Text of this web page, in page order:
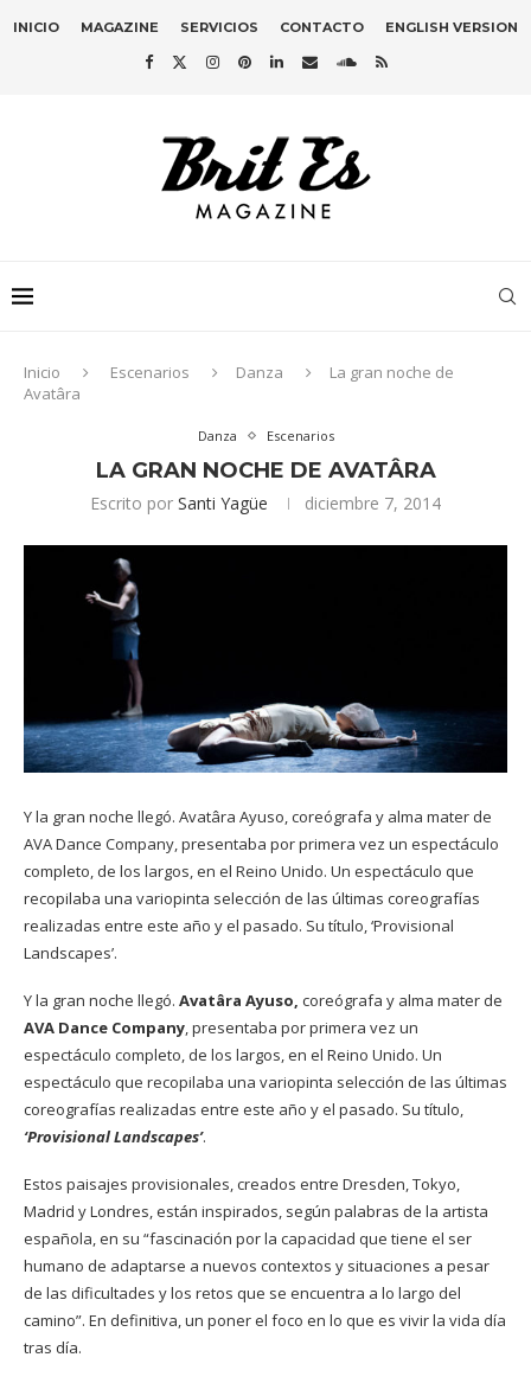
INICIO MAGAZINE SERVICIOS CONTACTO ENGLISH VERSION
Inicio Escenarios Danza
La gran noche de
Avatâra
Danza Escenarios
LA GRAN NOCHE DE AVATÂRA
Escrito por Santi Yagüe diciembre 7, 2014
Y la gran noche llegó. Avatâra Ayuso, coreógrafa y alma mater de
AVA Dance Company, presentaba por primera vez un espectáculo
completo, de los largos, en el Reino Unido. Un espectáculo que
recopilaba una variopinta selección de las últimas coreografías
realizadas entre este año y el pasado. Su título, ‘Provisional
Landscapes’.
Y la gran noche llegó. Avatâra Ayuso, coreógrafa y alma mater de
AVA Dance Company, presentaba por primera vez un
espectáculo completo, de los largos,en el Reino Unido. Un
espectáculo que recopilaba una variopinta selección de las últimas
coreografías realizadas entre este año y el pasado. Su título,
‘Provisional Landscapes’.
Estos paisajes provisionales, creados entre Dresden, Tokyo,
Madrid y Londres, están inspirados, según palabras de la artista
española, en su “fascinación por la capacidad que tiene el ser
humano de adaptarse a nuevos contextos y situaciones a pesar
de las dificultades y los retos que se encuentra a lo largo del
camino”. En definitiva, un poner el foco en lo que es vivir la vida día
tras día.